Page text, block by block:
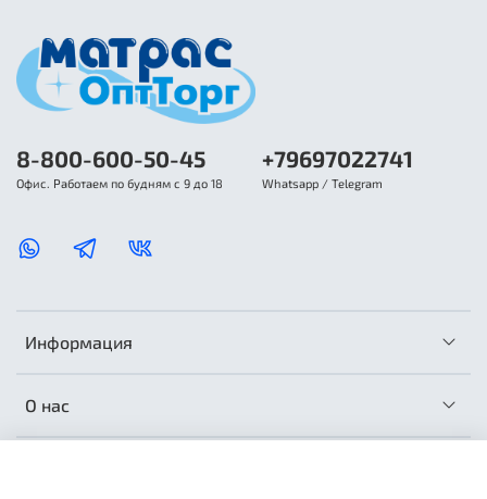
Информация
О нас
8-800-600-50-45
Офис. Работаем по будням с 9 до 18
+79697022741
Whatsapp / Telegram